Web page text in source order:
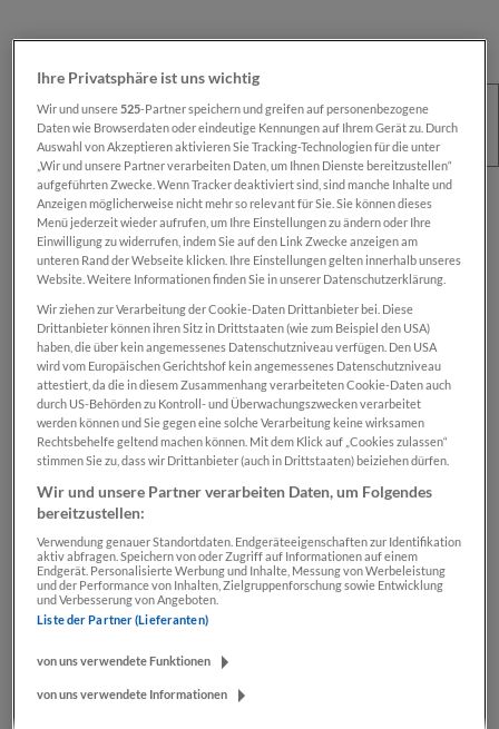
Regulärer Preis:
€ 100,00
Preise inkl. MwSt. zzgl. Versandkosten
Sofort verfügbar, Lieferzeit: 1-2 Wochen
Das Produkt is nur für registrierteSN-Card-
Inhaber:innen verfügbar.
Zum Merkzettel hinzufügen
Beschreibung
Lassen Sie sich Ihre Wochenendkarikatur von Thomas
Thomas Wizany exklusiv…Mehr
Ihre Privatsphäre ist uns wichtig
Wir und unsere525-Partner speichern und greifen auf personenbezogene
Daten wie Browserdaten oder eindeutige Kennungen auf Ihrem Gerät zu. Durch
Auswahl von Akzeptieren aktivieren Sie Tracking-Technologien für die unter
„Wir und unsere Partner verarbeiten Daten, um Ihnen Dienste bereitzustellen“
aufgeführten Zwecke. Wenn Tracker deaktiviert sind, sind manche Inhalte und
Anzeigen möglicherweise nicht mehr so relevant für Sie. Sie können dieses
Menü jederzeit wieder aufrufen, um Ihre Einstellungen zu ändern oder Ihre
Einwilligung zu widerrufen, indem Sie auf den Link Zwecke anzeigen am
unteren Rand der Webseite klicken. Ihre Einstellungen gelten innerhalb unseres
Website. Weitere Informationen finden Sie in unserer Datenschutzerklärung.
Wir ziehen zur Verarbeitung der Cookie-Daten Drittanbieter bei. Diese
Drittanbieter können ihren Sitz in Drittstaaten (wie zum Beispiel den USA)
haben, die über kein angemessenes Datenschutzniveau verfügen. Den USA
wird vom Europäischen Gerichtshof kein angemessenes Datenschutzniveau
attestiert, da die in diesem Zusammenhang verarbeiteten Cookie-Daten auch
durch US-Behörden zu Kontroll- und Überwachungszwecken verarbeitet
werden können und Sie gegen eine solche Verarbeitung keine wirksamen
Rechtsbehelfe geltend machen können. Mit dem Klick auf „Cookies zulassen“
stimmen Sie zu, dass wir Drittanbieter (auch in Drittstaaten) beiziehen dürfen.
Wir und unsere Partner verarbeiten Daten, um Folgendes
bereitzustellen:
Verwendung genauer Standortdaten. Endgeräteeigenschaften zur Identifikation
aktiv abfragen. Speichern von oder Zugriff auf Informationen auf einem
Endgerät. Personalisierte Werbung und Inhalte, Messung von Werbeleistung
und der Performance von Inhalten, Zielgruppenforschung sowie Entwicklung
und Verbesserung von Angeboten.
Liste der Partner (Lieferanten)
von uns verwendete Funktionen
von uns verwendete Informationen